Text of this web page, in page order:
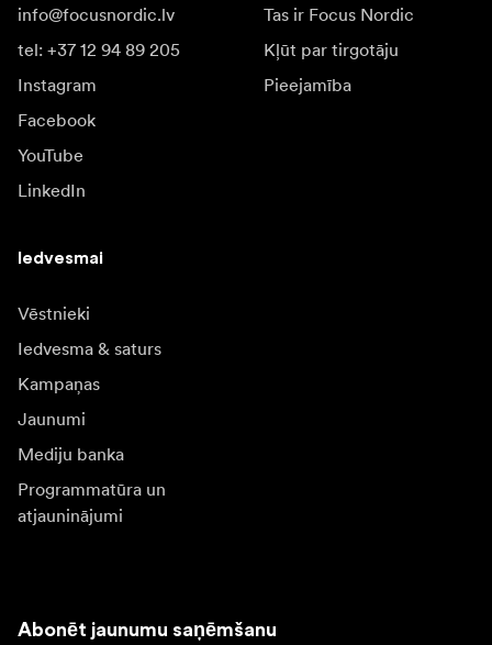
info@focusnordic.lv
tel: +37 12 94 89 205
Instagram
Facebook
YouTube
LinkedIn
Tas ir Focus Nordic
Kļūt par tirgotāju
Pieejamība
Iedvesmai
Vēstnieki
Iedvesma & saturs
Kampaņas
Jaunumi
Mediju banka
Programmatūra un
atjauninājumi
Abonēt jaunumu saņēmšanu